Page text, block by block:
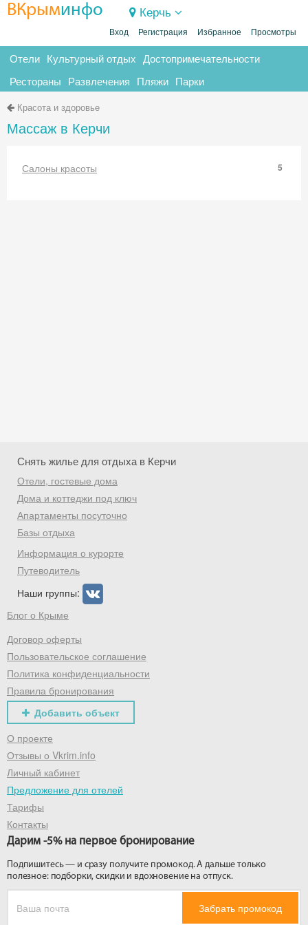
ВКрыминфо Керчь
Вход Регистрация Избранное Просмотры
Отели Культурный отдых Достопримечательности
Рестораны Развлечения Пляжи Парки
Красота и здоровье
Массаж в Керчи
Салоны красоты 5
Снять жилье для отдыха в Керчи
Отели, гостевые дома
Дома и коттеджи под ключ
Апартаменты посуточно
Базы отдыха
Информация о курорте
Путеводитель
Наши группы:
Блог о Крыме
Договор оферты
Пользовательское соглашение
Политика конфиденциальности
Правила бронирования
Добавить объект
О проекте
Отзывы о Vkrim.info
Личный кабинет
Предложение для отелей
Тарифы
Контакты
Дарим -5% на первое бронирование
Подпишитесь — и сразу получите промокод. А дальше только
полезное: подборки, скидки и вдохновение на отпуск.
Забрать промокод
Скидка −5%
Хочешь дешевле? Оставь почту и получи
промокод на первое бронирование!